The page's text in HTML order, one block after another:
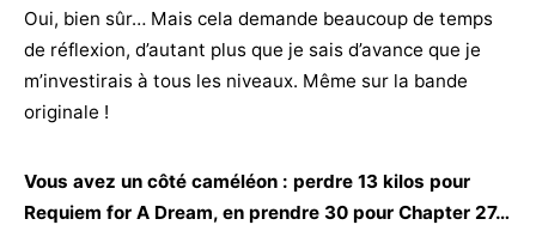
Oui, bien sûr… Mais cela demande beaucoup de temps
de réflexion, d’autant plus que je sais d’avance que je
m’investirais à tous les niveaux. Même sur la bande
originale !
Vous avez un côté caméléon : perdre 13 kilos pour
Requiem for A Dream, en prendre 30 pour Chapter 27…